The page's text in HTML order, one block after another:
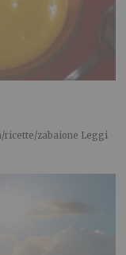
ricette/zabaione Leggi